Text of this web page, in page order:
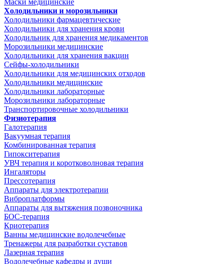
Маски медицинские
Холодильники и морозильники
Холодильники фармацевтические
Холодильники для хранения крови
Холодильник для хранения медикаментов
Морозильники медицинские
Холодильники для хранения вакцин
Сейфы-холодильники
Холодильники для медицинских отходов
Холодильники медицинские
Холодильники лабораторные
Морозильники лабораторные
Транспортировочные холодильники
Физиотерапия
Галотерапия
Вакуумная терапия
Комбинированная терапия
Гипокситерапия
УВЧ терапия и коротковолновая терапия
Ингаляторы
Прессотерапия
Аппараты для электротерапии
Виброплатформы
Аппараты для вытяжения позвоночника
БОС-терапия
Криотерапия
Ванны медицинские водолечебные
Тренажеры для разработки суставов
Лазерная терапия
Водолечебные кафедры и души